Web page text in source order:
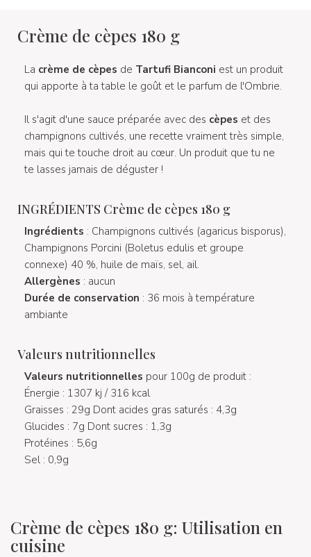
Crème de cèpes 180 g
La crème de cèpes de Tartufi Bianconi est un produit
qui apporte à ta table le goût et le parfum de l'Ombrie.
Il s'agit d'une sauce préparée avec des cèpes et des
champignons cultivés, une recette vraiment très simple,
mais qui te touche droit au cœur. Un produit que tu ne
te lasses jamais de déguster !
INGRÉDIENTS Crème de cèpes 180 g
Ingrédients : Champignons cultivés (agaricus bisporus),
Champignons Porcini (Boletus edulis et groupe
connexe) 40 %, huile de maïs, sel, ail.
Allergènes : aucun
Durée de conservation : 36 mois à température
ambiante
Valeurs nutritionnelles
Valeurs nutritionnelles pour 100g de produit :
Énergie : 1307 kj / 316 kcal
Graisses : 29g Dont acides gras saturés : 4,3g
Glucides : 7g Dont sucres : 1,3g
Protéines : 5,6g
Sel : 0,9g
Crème de cèpes 180 g: Utilisation en
cuisine